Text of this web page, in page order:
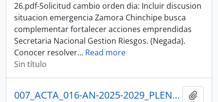
26.pdf-Solicitud cambio orden dia: Incluir discusion
situacion emergencia Zamora Chinchipe busca
complementar fortalecer acciones emprendidas
Secretaria Nacional Gestion Riesgos. (Negada).
Conocer resolver… Read more
Sin título
007_ACTA_016-AN-2025-2029_PLENO_08-07-25SESION DEL PLENO N 016 ASAMBLEA NACIONAL 2025-2027